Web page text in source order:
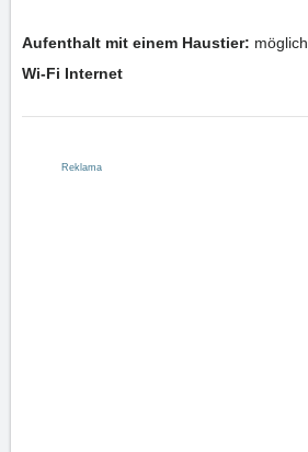
Aufenthalt mit einem Haustier: möglich
Wi-Fi Internet